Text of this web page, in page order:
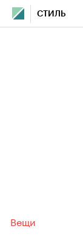
СТИЛЬ
Вещи